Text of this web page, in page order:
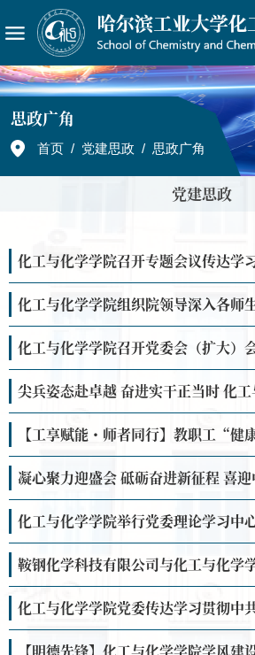
思政广角
首页 / 党建思政 / 思政广角
党建思政
化工与化学学院召开专题会议传达学习2026年全面从严治党工作会议暨警示教育大会和深化
化工与化学学院组织院领导深入各师生党支部宣传贯彻学校第十四次党代
化工与化学学院召开党委会（扩大）会议专题传达学习学校第十四次党代
尖兵姿态赴卓越 奋进实干正当时 化工与化学学院师生热议哈工大第十四次党
【工享赋能・师者同行】教职工“健康体态与身体功能恢复课堂”正
凝心聚力迎盛会 砥砺奋进新征程 喜迎中国共产党哈尔滨工业大学第十四次党
化工与化学学院举行党委理论学习中心组学习暨树立和践行正确政绩观学习教育读书
鞍钢化学科技有限公司与化工与化学学院 “学雷锋”活动团建共建交流会成
化工与化学学院党委传达学习贯彻中共哈尔滨工业大学第十三届委员会第十七次 全体（扩大）
【明德先锋】化工与化学学院学风建设督导队党支部与黑龙江省地震局多个党支部联合开展主